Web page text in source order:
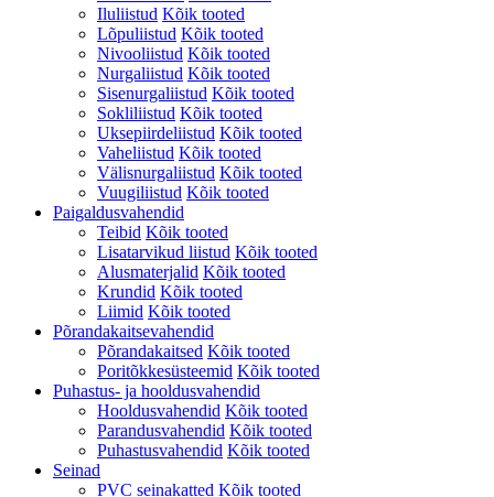
Iluliistud Kõik tooted
Lõpuliistud Kõik tooted
Nivooliistud Kõik tooted
Nurgaliistud Kõik tooted
Sisenurgaliistud Kõik tooted
Sokliliistud Kõik tooted
Uksepiirdeliistud Kõik tooted
Vaheliistud Kõik tooted
Välisnurgaliistud Kõik tooted
Vuugiliistud Kõik tooted
Paigaldusvahendid
Teibid Kõik tooted
Lisatarvikud liistud Kõik tooted
Alusmaterjalid Kõik tooted
Krundid Kõik tooted
Liimid Kõik tooted
Põrandakaitsevahendid
Põrandakaitsed Kõik tooted
Poritõkkesüsteemid Kõik tooted
Puhastus- ja hooldusvahendid
Hooldusvahendid Kõik tooted
Parandusvahendid Kõik tooted
Puhastusvahendid Kõik tooted
Seinad
PVC seinakatted Kõik tooted